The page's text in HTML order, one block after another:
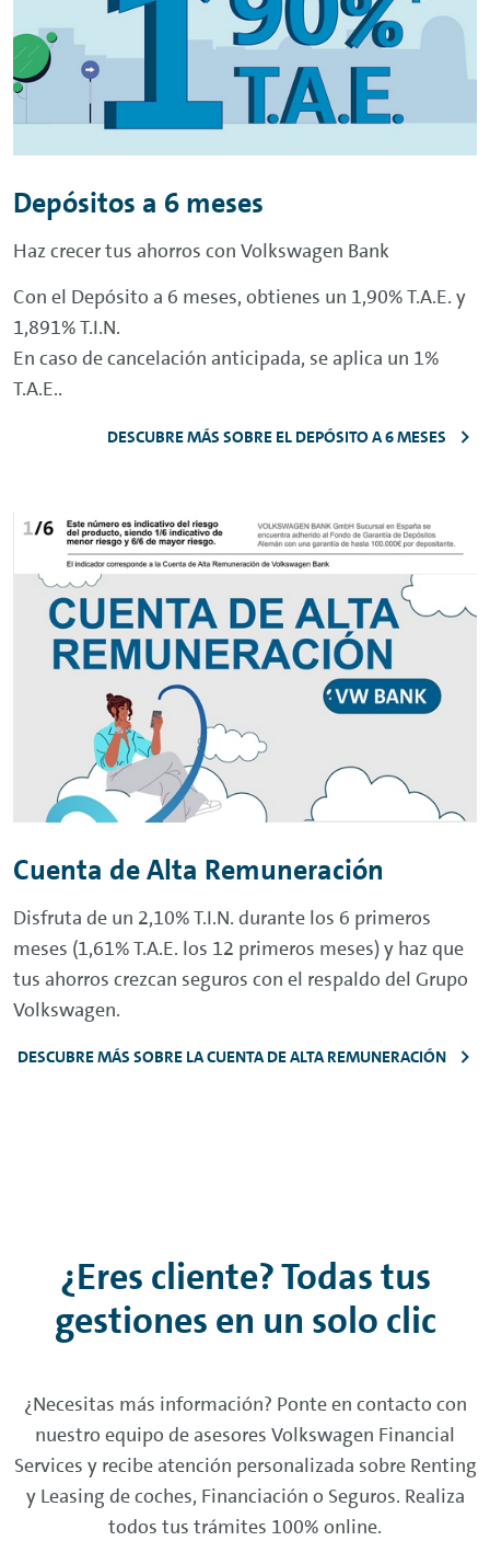
Depósitos a 6 meses
Haz crecer tus ahorros con Volkswagen Bank
Con el Depósito a 6 meses, obtienes un 1,90% T.A.E. y
1,891% T.I.N.
En caso de cancelación anticipada, se aplica un 1%
T.A.E..
DESCUBRE MÁS SOBRE EL DEPÓSITO A 6 MESES
Cuenta de Alta Remuneración
Disfruta de un 2,10% T.I.N. durante los 6 primeros
meses (1,61% T.A.E. los 12 primeros meses) y haz que
tus ahorros crezcan seguros con el respaldo del Grupo
Volkswagen.
DESCUBRE MÁS SOBRE LA CUENTA DE ALTA REMUNERACIÓN
¿Eres cliente? Todas tus
gestiones en un solo clic
¿Necesitas más información? Ponte en contacto con
nuestro equipo de asesores Volkswagen Financial
Services y recibe atención personalizada sobre Renting
y Leasing de coches, Financiación o Seguros. Realiza
todos tus trámites 100% online.